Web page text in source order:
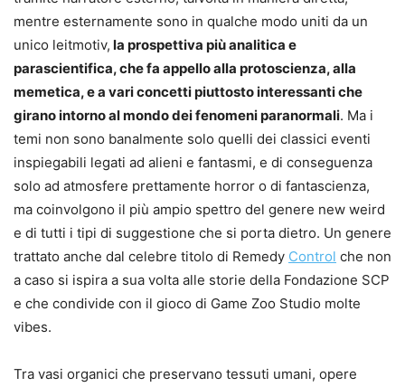
mentre esternamente sono in qualche modo uniti da un
unico leitmotiv, la prospettiva più analitica e
parascientifica, che fa appello alla protoscienza, alla
memetica, e a vari concetti piuttosto interessanti che
girano intorno al mondo dei fenomeni paranormali. Ma i
temi non sono banalmente solo quelli dei classici eventi
inspiegabili legati ad alieni e fantasmi, e di conseguenza
solo ad atmosfere prettamente horror o di fantascienza,
ma coinvolgono il più ampio spettro del genere new weird
e di tutti i tipi di suggestione che si porta dietro. Un genere
trattato anche dal celebre titolo di Remedy Control che non
a caso si ispira a sua volta alle storie della Fondazione SCP
e che condivide con il gioco di Game Zoo Studio molte
vibes.
Tra vasi organici che preservano tessuti umani, opere